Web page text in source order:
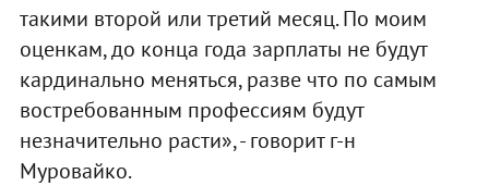
такими второй или третий месяц. По моим
оценкам, до конца года зарплаты не будут
кардинально меняться, разве что по самым
востребованным профессиям будут
незначительно расти», - говорит г-н
Муровайко.